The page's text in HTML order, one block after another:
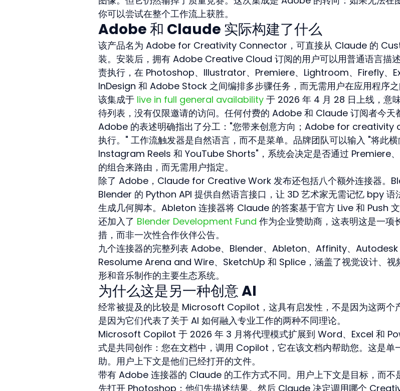
你可以尝试在整个工作流上获胜。
Adobe 和 Claude 实际构建了什么
该产品名为 Adobe for Creativity Connector，可直接从 Claude 的
装。安装后，拥有 Adobe Creative Cloud 订阅的用户可以用普通语言描
责执行，在 Photoshop、Illustrator、Premiere、Lightroom、Firefly、
InDesign 和 Adobe Stock 之间编排多步骤任务，而无需用户在应用程序之
该集成于 live in full general availability 于 2026 年 4 月 28 日上线，意
待列表，没有仅限邀请的访问。任何付费的 Adobe 和 Claude 订阅者今天
Adobe 的表述明确指出了分工："您带来创意方向；Adobe for
执行。" 工作流触发器是自然语言，而不是菜单。品牌团队可以输入 "将此
Instagram Reels 和 YouTube Shorts"，系统会决定是否通过 Premiere
的组合来路由，而无需用户指定。
除了 Adobe，Claude for Creative Work 发布还包括八个额外连接器。
Blender 的 Python API 提供自然语言接口，让 3D 艺术家无需记忆 bpy 语
生成几何脚本。Ableton 连接器将 Claude 的答案基于官方 Live 和 Push
还加入了 Blender Development Fund 作为企业赞助商，这表明这是一项
措，而非一次性合作伙伴公告。
九个连接器的完整列表 Adobe、Blender、Ableton、Affinity、Autodesk
Resolume Arena and Wire、SketchUp 和 Splice，涵盖了视觉设计、视
形和音乐制作的主要生态系统。
为什么这是另一种创意 AI
经常被提及的比较是 Microsoft Copilot，这具有启发性，不是因为这两个
是因为它们代表了关于 AI 如何融入专业工作的两种不同理论。
Microsoft Copilot 于 2026 年 3 月将代理模式扩展到 Word、Excel 和
式是共同创作：您在文档中，调用 Copilot，它在该文档内帮助您。这是单
助。用户上下文是他们已经打开的文件。
带有 Adobe 连接器的 Claude 的工作方式不同。用户上下文是目标，而不
先打开 Photoshop；他们先描述结果。然后 Claude 决定调用哪个